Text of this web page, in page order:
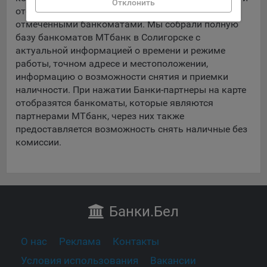
Отклонить
данные о пользователе в случае, если это разрешено в
настройках браузера пользователя (включено
сохранение файлов cookie и использование технологии
JavaScript).
На сайтах обрабатываются следующие типы файлов
cookie:
Общество может использовать файлы cookie для
рекламирования услуг пользователям сайта
«bankibel.by» на сторонних веб-сайтах. Например, если
пользователь посетит указанный сайт, то в дальнейшем
может встретить рекламу Общества на некоторых
для отслеживания эффективности своих рекламных
с помощью каких браузеров пользователи посещают
Общество также регулирует и оценивает эффективность
отобразится нужный район Солигорска с
отмеченными банкоматами. Мы собрали полную
базу банкоматов МТбанк в Солигорске с
актуальной информацией о времени и режиме
работы, точном адресе и местоположении,
информацию о возможности снятия и приемки
наличности. При нажатии Банки-партнеры на карте
отобразятся банкоматы, которые являются
партнерами МТбанк, через них также
предоставляется возможность снять наличные без
комиссии.
Банки.Бел
О нас Реклама
Контакты
Условия использования
Вакансии